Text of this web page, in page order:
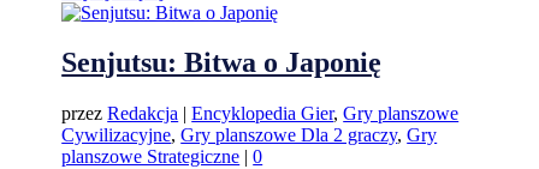
Senjutsu: Bitwa o Japonię
przezRedakcja |Encyklopedia Gier,Gry planszowe
Cywilizacyjne,Gry planszowe Dla 2 graczy,Gry
planszowe Strategiczne |0